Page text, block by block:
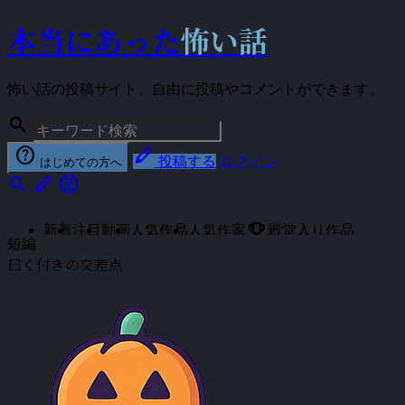
本当にあった怖い話
怖い話の投稿サイト。自由に投稿やコメントができます。
search
help はじめての方へ stylus 投稿する ログイン
search stylus account_circle
新着 注目 動画 人気作品 人気作家 emoji_events 殿堂入り作品
短編
曰く付きの交差点